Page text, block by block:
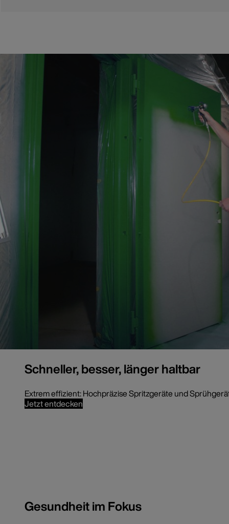
Schneller, besser, länger haltbar
Extrem effizient: Hochpräzise Spritzgeräte und
Jetzt entdecken
Gesundheit im Fokus